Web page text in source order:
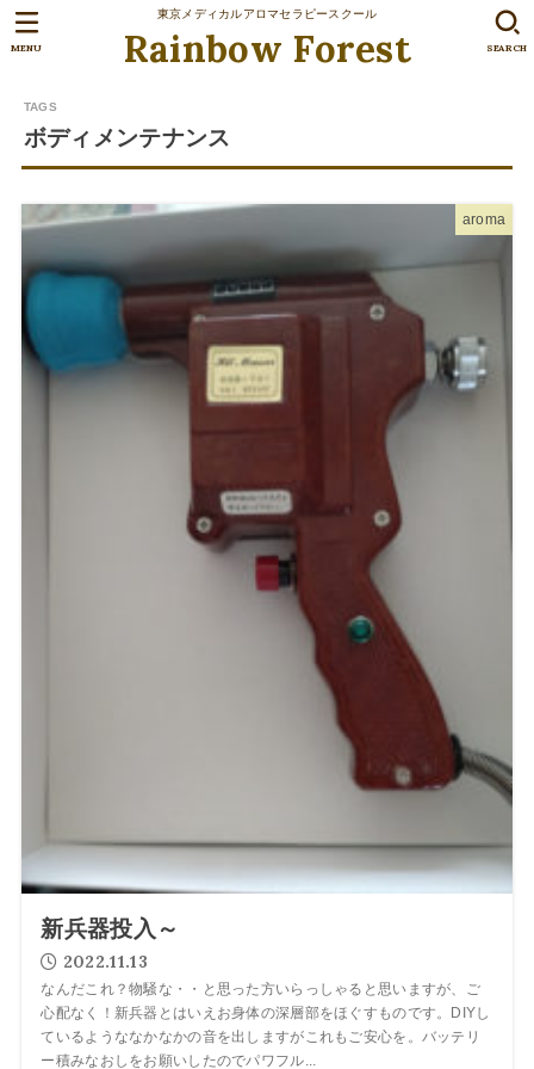
東京メディカルアロマセラピースクール
Rainbow Forest SEARCH
MENU
ボディメンテナンス
aroma
新兵器投入～
2022.11.13
なんだこれ？物騒な・・と思った方いらっしゃると思いますが、ご
心配なく！新兵器とはいえお身体の深層部をほぐすものです。DIYし
ているようななかなかの音を出しますがこれもご安心を。バッテリ
ー積みなおしをお願いしたのでパワフル...